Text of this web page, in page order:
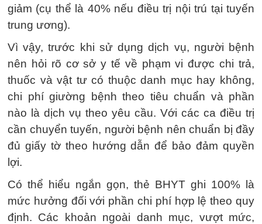
giảm (cụ thể là 40% nếu điều trị nội trú tại tuyến
trung ương).
Vì vậy, trước khi sử dụng dịch vụ, người bệnh
nên hỏi rõ cơ sở y tế về phạm vi được chi trả,
thuốc và vật tư có thuộc danh mục hay không,
chi phí giường bệnh theo tiêu chuẩn và phần
nào là dịch vụ theo yêu cầu. Với các ca điều trị
cần chuyển tuyến, người bệnh nên chuẩn bị đầy
đủ giấy tờ theo hướng dẫn để bảo đảm quyền
lợi.
Có thể hiểu ngắn gọn, thẻ BHYT ghi 100% là
mức hưởng đối với phần chi phí hợp lệ theo quy
định. Các khoản ngoài danh mục, vượt mức,